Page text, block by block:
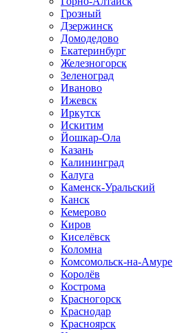
Грозный
Дзержинск
Домодедово
Екатеринбург
Железногорск
Зеленоград
Иваново
Ижевск
Иркутск
Искитим
Йошкар-Ола
Казань
Калининград
Калуга
Каменск-Уральский
Канск
Кемерово
Киров
Киселёвск
Коломна
Комсомольск-на-Амуре
Королёв
Кострома
Красногорск
Краснодар
Красноярск